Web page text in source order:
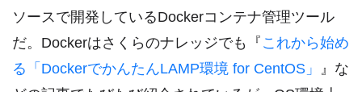
ソースで開発しているDockerコンテナ管理ツール
だ。Dockerはさくらのナレッジでも『 これから始め
る「DockerでかんたんLAMP環境 for CentOS」
』な